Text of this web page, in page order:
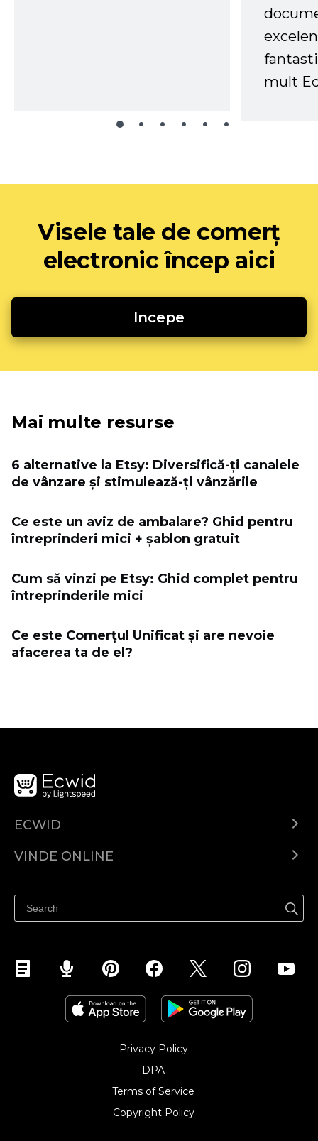
mult
Visele tale de comerț
electronic încep aici
Incepe
Mai multe resurse
6 alternative la Etsy: Diversifică-ți canalele
de vânzare și stimulează-ți vânzările
Ce este un aviz de ambalare? Ghid pentru
întreprinderi mici + șablon gratuit
Cum să vinzi pe Etsy: Ghid complet pentru
întreprinderile mici
Ce este Comerțul Unificat și are nevoie
afacerea ta de el?
ECWID
Prețuri
VINDE ONLINE
Vinde pe Facebook
Vinde pe Instagram
Privacy Policy
DPA
Terms of Service
Copyright Policy‎